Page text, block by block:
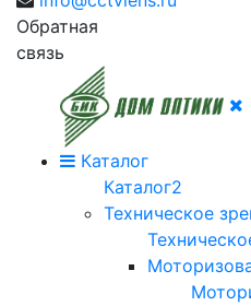
Обратная
связь
Каталог
Каталог2
Техническое